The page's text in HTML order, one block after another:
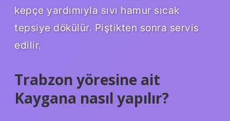
kepçe yardımıyla sıvı hamur sıcak
tepsiye dökülür. Piştikten sonra servis
edilir.
Trabzon yöresine ait
Kaygana nasıl yapılır?